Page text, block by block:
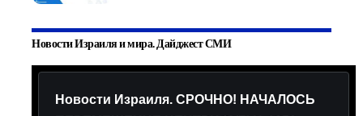
Новости Израиля и мира. Дайджест СМИ